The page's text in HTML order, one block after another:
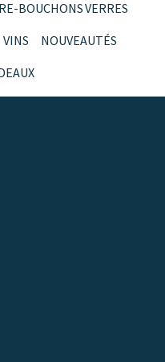
BOUCHONSVERRES
VINS NOUVEAUTÉS